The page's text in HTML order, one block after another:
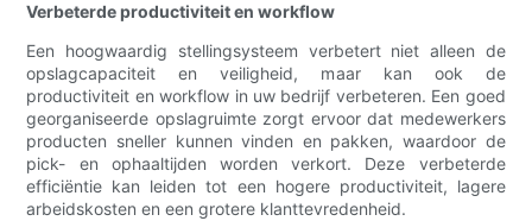
Verbeterde productiviteit en workflow
Een hoogwaardig stellingsysteem verbetert niet alleen de
opslagcapaciteit en veiligheid, maar kan ook de
productiviteit en workflow in uw bedrijf verbeteren. Een goed
georganiseerde opslagruimte zorgt ervoor dat medewerkers
producten sneller kunnen vinden en pakken, waardoor de
pick- en ophaaltijden worden verkort. Deze verbeterde
efficiëntie kan leiden tot een hogere productiviteit, lagere
arbeidskosten en een grotere klanttevredenheid.